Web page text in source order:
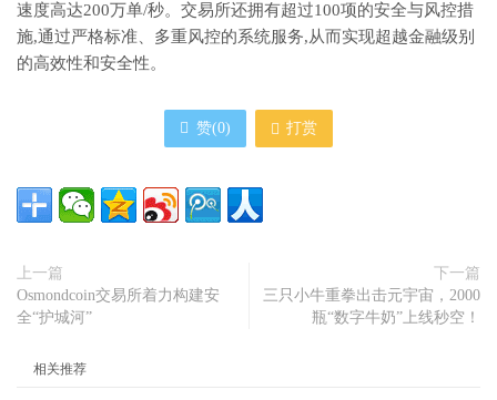
速度高达200万单/秒。交易所还拥有超过100项的安全与风控措
施,通过严格标准、多重风控的系统服务,从而实现超越金融级别
的高效性和安全性。
赞(0) 打赏
上一篇
Osmondcoin交易所着力构建安
全“护城河”
下一篇
三只小牛重拳出击元宇宙，2000
瓶“数字牛奶”上线秒空！
相关推荐